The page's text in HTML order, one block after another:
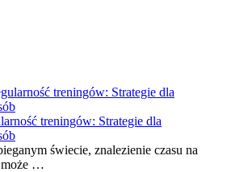
treningów: Strategie dla
świecie, znalezienie czasu na
może …